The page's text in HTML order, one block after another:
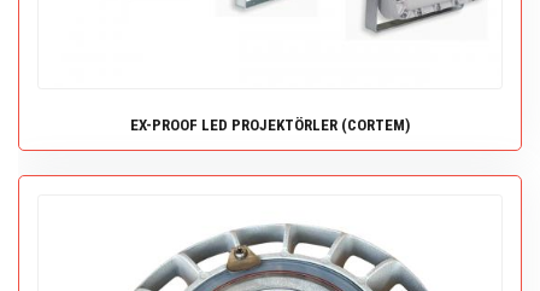
EX-PROOF LED PROJEKTÖRLER (CORTEM)